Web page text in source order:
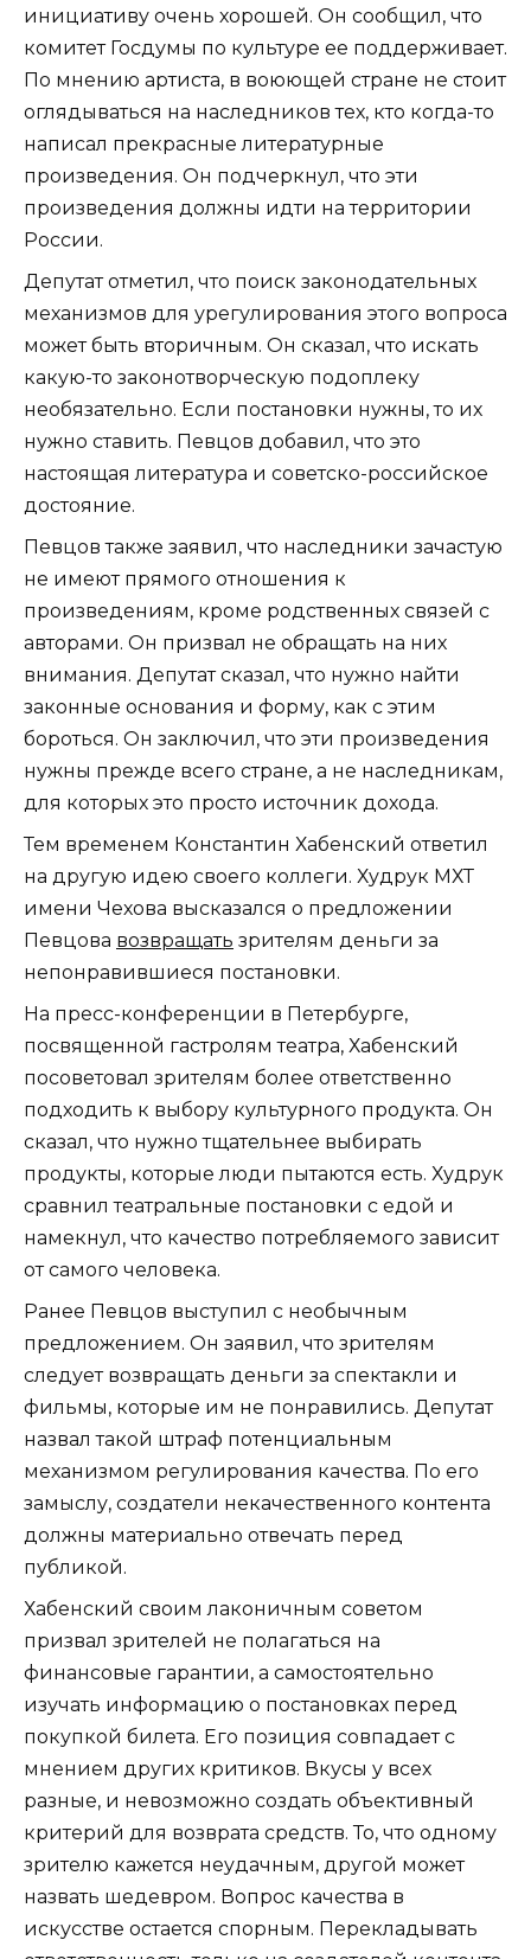
инициативу очень хорошей. Он сообщил, что
комитет Госдумы по культуре ее поддерживает.
По мнению артиста, в воюющей стране не стоит
оглядываться на наследников тех, кто когда-то
написал прекрасные литературные
произведения. Он подчеркнул, что эти
произведения должны идти на территории
России.
Депутат отметил, что поиск законодательных
механизмов для урегулирования этого вопроса
может быть вторичным. Он сказал, что искать
какую-то законотворческую подоплеку
необязательно. Если постановки нужны, то их
нужно ставить. Певцов добавил, что это
настоящая литература и советско-российское
достояние.
Певцов также заявил, что наследники зачастую
не имеют прямого отношения к
произведениям, кроме родственных связей с
авторами. Он призвал не обращать на них
внимания. Депутат сказал, что нужно найти
законные основания и форму, как с этим
бороться. Он заключил, что эти произведения
нужны прежде всего стране, а не наследникам,
для которых это просто источник дохода.
Тем временем Константин Хабенский ответил
на другую идею своего коллеги. Худрук МХТ
имени Чехова высказался о предложении
Певцова возвращать зрителям деньги за
непонравившиеся постановки.
На пресс-конференции в Петербурге,
посвященной гастролям театра, Хабенский
посоветовал зрителям более ответственно
подходить к выбору культурного продукта. Он
сказал, что нужно тщательнее выбирать
продукты, которые люди пытаются есть. Худрук
сравнил театральные постановки с едой и
намекнул, что качество потребляемого зависит
от самого человека.
Ранее Певцов выступил с необычным
предложением. Он заявил, что зрителям
следует возвращать деньги за спектакли и
фильмы, которые им не понравились. Депутат
назвал такой штраф потенциальным
механизмом регулирования качества. По его
замыслу, создатели некачественного контента
должны материально отвечать перед
публикой.
Хабенский своим лаконичным советом
призвал зрителей не полагаться на
финансовые гарантии, а самостоятельно
изучать информацию о постановках перед
покупкой билета. Его позиция совпадает с
мнением других критиков. Вкусы у всех
разные, и невозможно создать объективный
критерий для возврата средств. То, что одному
зрителю кажется неудачным, другой может
назвать шедевром. Вопрос качества в
искусстве остается спорным. Перекладывать